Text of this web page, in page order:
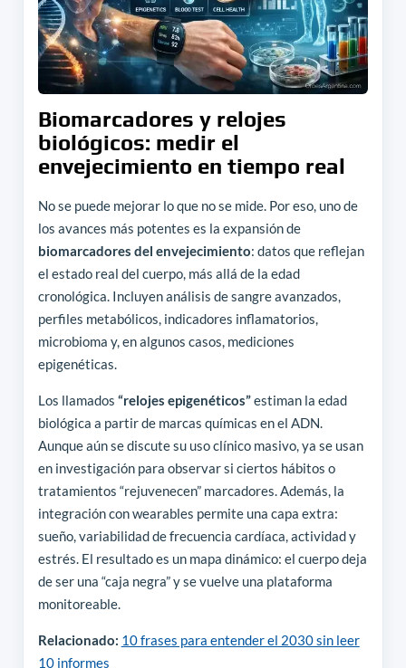
Biomarcadores y relojes
biológicos: medir el
envejecimiento en tiempo real
No se puede mejorar lo que no se mide. Por eso, uno de
los avances más potentes es la expansión de
biomarcadores del envejecimiento: datos que reflejan
el estado real del cuerpo, más allá de la edad
cronológica. Incluyen análisis de sangre avanzados,
perfiles metabólicos, indicadores inflamatorios,
microbioma y, en algunos casos, mediciones
epigenéticas.
Los llamados “relojes epigenéticos”estiman la edad
biológica a partir de marcas químicas en el ADN.
Aunque aún se discute su uso clínico masivo, ya se usan
en investigación para observar si ciertos hábitos o
tratamientos “rejuvenecen” marcadores. Además, la
integración con wearables permite una capa extra:
sueño, variabilidad de frecuencia cardíaca, actividad y
estrés. El resultado es un mapa dinámico: el cuerpo deja
de ser una “caja negra” y se vuelve una plataforma
monitoreable.
Relacionado: 10 frases para entender el 2030 sin leer
10 informes